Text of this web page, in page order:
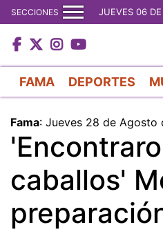
SECCIONES JUEVES 06
FAMA DEPORTES
Fama: Jueves 28 de Agosto
caballos'